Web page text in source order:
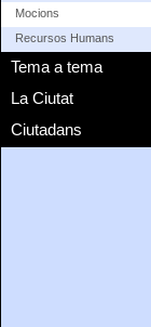
Mocions
Recursos Humans
Tema a tema
La Ciutat
Ciutadans